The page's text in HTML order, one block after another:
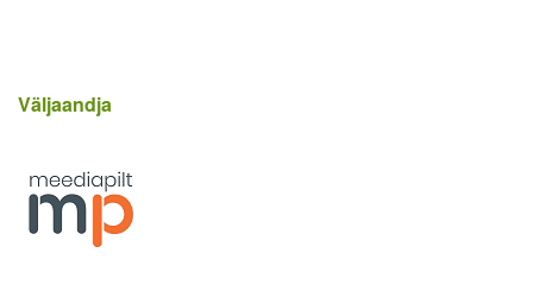
Väljaandja